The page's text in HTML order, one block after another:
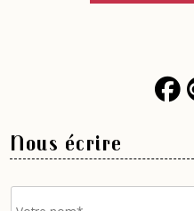
Nous écrire